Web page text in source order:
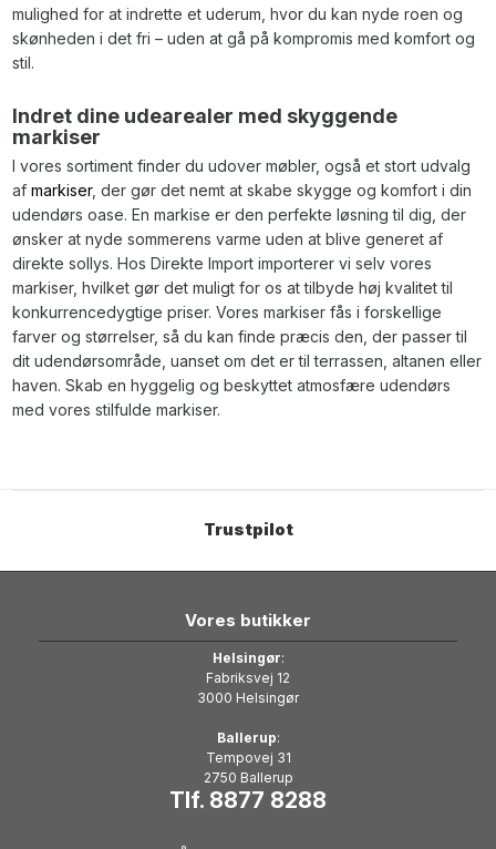
mulighed for at indrette et uderum, hvor du kan nyde roen og
skønheden i det fri – uden at gå på kompromis med komfort og
stil.
Indret dine udearealer med skyggende
markiser
I vores sortiment finder du udover møbler, også et stort udvalg
afmarkiser, der gør det nemt at skabe skygge og komfort i din
udendørs oase. En markise er den perfekte løsning til dig, der
ønsker at nyde sommerens varme uden at blive generet af
direkte sollys. Hos Direkte Import importerer vi selv vores
markiser, hvilket gør det muligt for os at tilbyde høj kvalitet til
konkurrencedygtige priser. Vores markiser fås i forskellige
farver og størrelser, så du kan finde præcis den, der passer til
dit udendørsområde, uanset om det er til terrassen, altanen eller
haven. Skab en hyggelig og beskyttet atmosfære udendørs
med vores stilfulde markiser.
Trustpilot
Vores butikker
Helsingør:
Fabriksvej 12
3000 Helsingør
Ballerup:
Tempovej 31
2750 Ballerup
Tlf. 8877 8288